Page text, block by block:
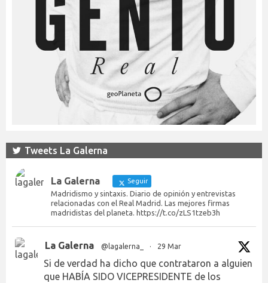
Tweets La Galerna
La Galerna Seguir
Madridismo y sintaxis. Diario de opinión y entrevistas
relacionadas con el Real Madrid. Las mejores firmas
madridistas del planeta. https://t.co/zLS1tzeb3h
La Galerna @lagalerna_ · 29 Mar
Si de verdad ha dicho que contrataron a alguien
que HABÍA SIDO VICEPRESIDENTE de los